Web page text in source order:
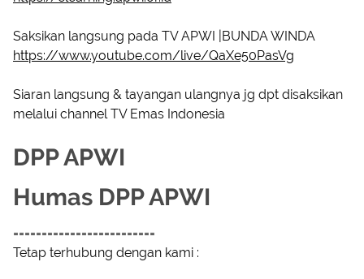
Saksikan langsung pada TV APWI |BUNDA WINDA
https://www.youtube.com/live/QaXe50PasVg
Siaran langsung & tayangan ulangnya jg dpt disaksikan
melalui channel TV Emas Indonesia
DPP APWI
Humas DPP APWI
=========================
Tetap terhubung dengan kami :